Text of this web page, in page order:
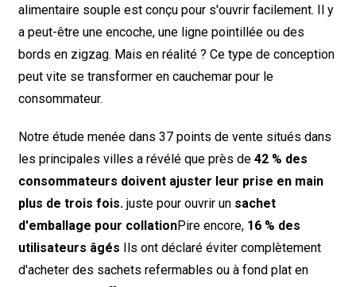
alimentaire souple est conçu pour s'ouvrir facilement. Il y
a peut-être une encoche, une ligne pointillée ou des
bords en zigzag. Mais en réalité ? Ce type de conception
peut vite se transformer en cauchemar pour le
consommateur.
Notre étude menée dans 37 points de vente situés dans
les principales villes a révélé que près de 42 % des
consommateurs doivent ajuster leur prise en main
plus de trois fois.juste pour ouvrir un sachet
d'emballage pour collationPire encore, 16 % des
utilisateurs âgés Ils ont déclaré éviter complètement
d'acheter des sachets refermables ou à fond plat en